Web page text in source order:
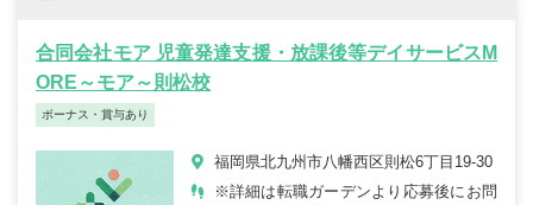
合同会社モア 児童発達支援・放課後等デイサービスM
ORE～モア～則松校
ボーナス・賞与あり
福岡県北九州市八幡西区則松6丁目19-30
※詳細は転職ガーデンより応募後にお問